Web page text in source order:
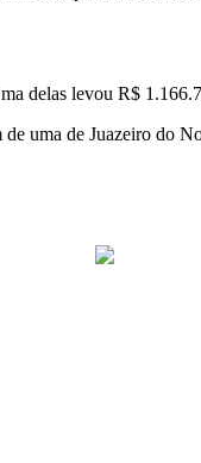
delas levou R$
uma de Juazeiro do